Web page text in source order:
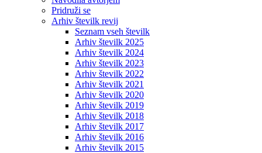
Pridruži se
Arhiv številk revij
Seznam vseh številk
Arhiv številk 2025
Arhiv številk 2024
Arhiv številk 2023
Arhiv številk 2022
Arhiv številk 2021
Arhiv številk 2020
Arhiv številk 2019
Arhiv številk 2018
Arhiv številk 2017
Arhiv številk 2016
Arhiv številk 2015